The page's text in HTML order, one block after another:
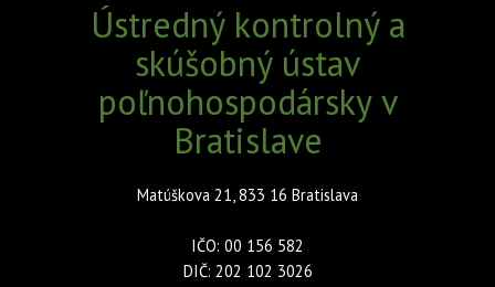
Ústredný kontrolný a
skúšobný ústav
poľnohospodársky v
Bratislave
Matúškova 21, 833 16 Bratislava
IČO: 00 156 582
DIČ: 202 102 3026